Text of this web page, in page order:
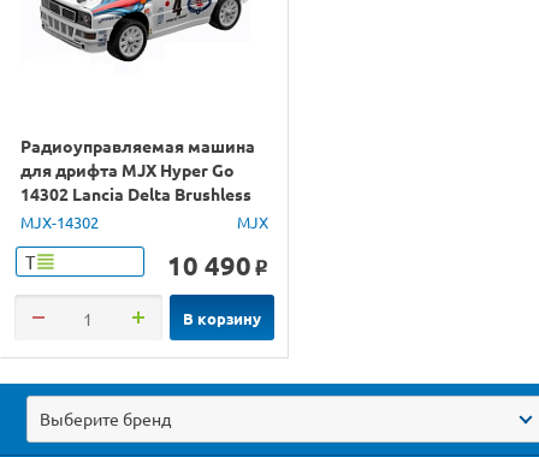
Радиоуправляемая машина
для дрифта MJX Hyper Go
14302 Lancia Delta Brushless
4WD 2.4G LED 1/14 RTR
MJX-14302 MJX
Т 10 490 o
В корзину
Выберите бренд